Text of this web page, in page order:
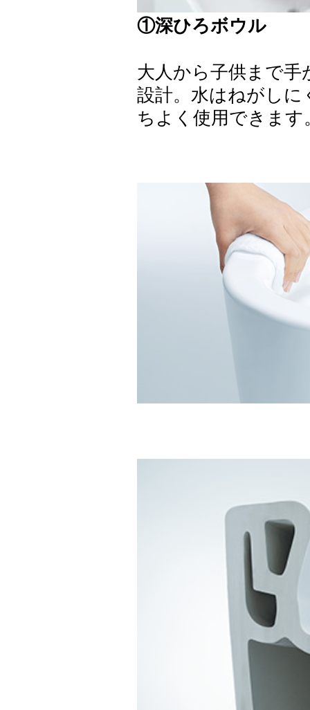
①深ひろボウル
大人から子供まで
設計。水はねがし
ちよく使用できます